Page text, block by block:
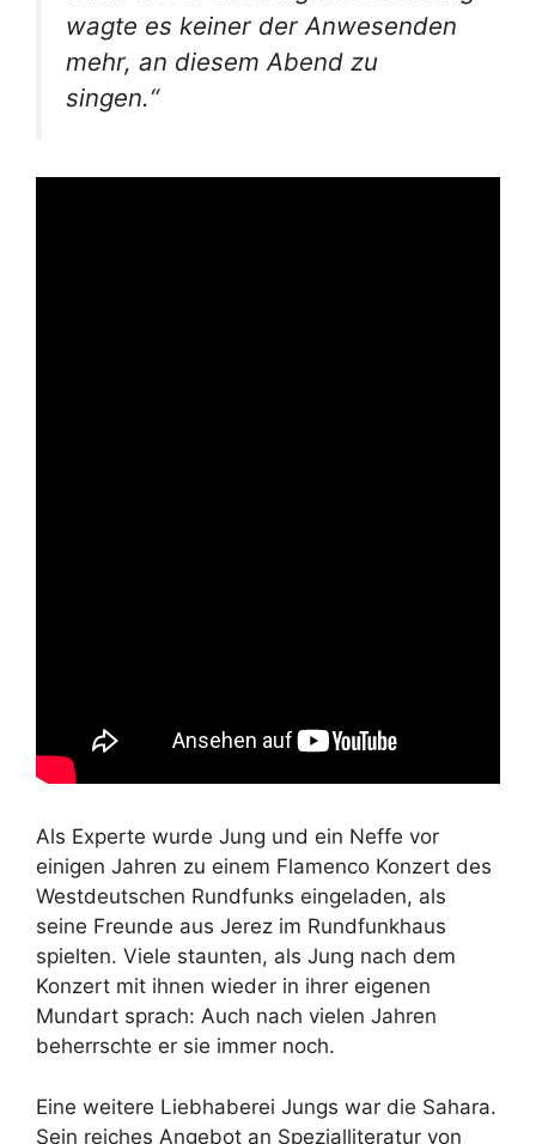
wagte es keiner der Anwesenden
mehr, an diesem Abend zu
singen.“
Als Experte wurde Jung und ein Neffe vor
einigen Jahren zu einem Flamenco Konzert des
Westdeutschen Rundfunks eingeladen, als
seine Freunde aus Jerez im Rundfunkhaus
spielten. Viele staunten, als Jung nach dem
Konzert mit ihnen wieder in ihrer eigenen
Mundart sprach: Auch nach vielen Jahren
beherrschte er sie immer noch.
Eine weitere Liebhaberei Jungs war die Sahara.
Sein reiches Angebot an Spezialliteratur von